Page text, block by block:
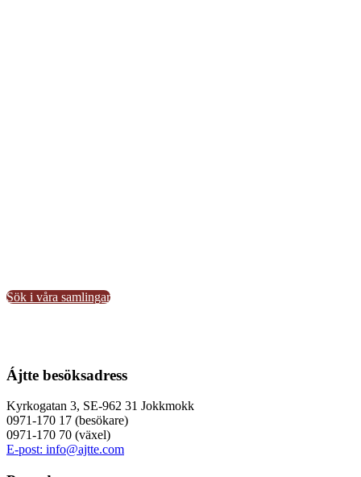
Sök i våra samlingar
Ájtte besöksadress
Kyrkogatan 3, SE-962 31 Jokkmokk
0971-170 17 (besökare)
0971-170 70 (växel)
E-post: info@ajtte.com